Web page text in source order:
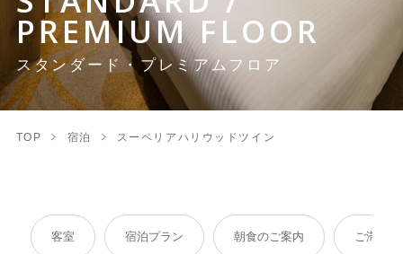
PREMIUM FLOOR
スタンダード・プレミアムフロア
TOP 宿泊 スーペリアハリウッドツイン
客室 宿泊プラン 朝食のご案内 ご滞在